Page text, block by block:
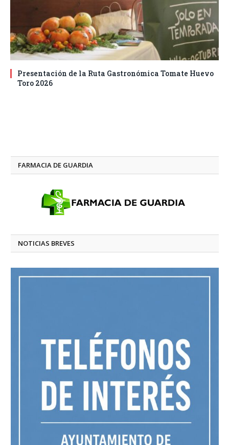
Presentación de la Ruta Gastronómica Tomate Huevo
Toro 2026
FARMACIA DE GUARDIA
NOTICIAS BREVES